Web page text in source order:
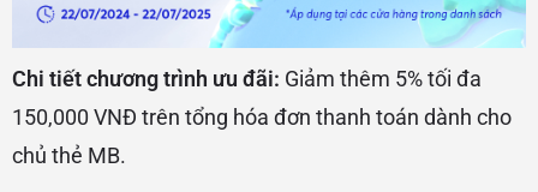
Chi tiết chương trình ưu đãi: Giảm thêm 5% tối đa
150,000 VNĐ trên tổng hóa đơn thanh toán dành cho
chủ thẻ MB.